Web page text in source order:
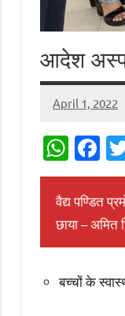
आदेश
April 1, 2022
वैद्य पण्डित
छाया – अमित
बच्चों के